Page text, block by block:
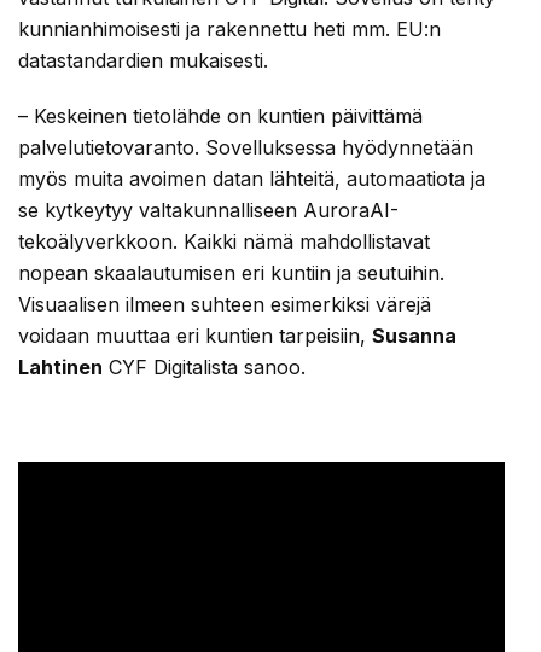
kunnianhimoisesti ja rakennettu heti mm. EU:n
datastandardien mukaisesti.
– Keskeinen tietolähde on kuntien päivittämä
palvelutietovaranto. Sovelluksessa hyödynnetään
myös muita avoimen datan lähteitä, automaatiota ja
se kytkeytyy valtakunnalliseen AuroraAI-
tekoälyverkkoon. Kaikki nämä mahdollistavat
nopean skaalautumisen eri kuntiin ja seutuihin.
Visuaalisen ilmeen suhteen esimerkiksi värejä
voidaan muuttaa eri kuntien tarpeisiin, Susanna
Lahtinen CYF Digitalista sanoo.